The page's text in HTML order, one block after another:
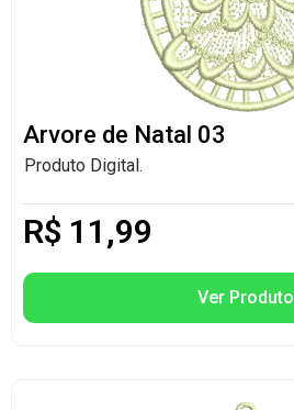
Arvore de Natal 03
Produto Digital.
R$ 11,99
Ver Produto